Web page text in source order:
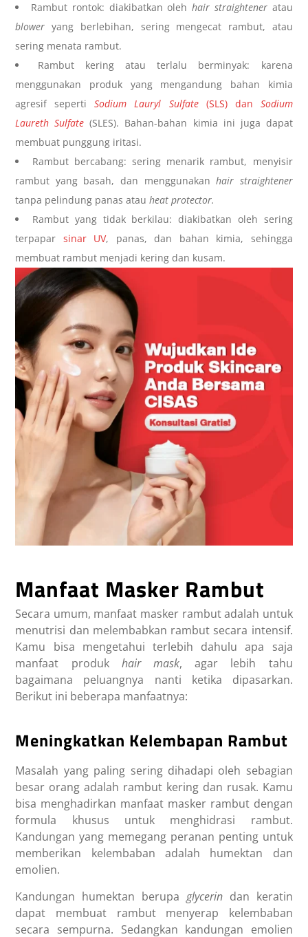
Rambut rontok: diakibatkan olehhair straighteneratau
bloweryang berlebihan, sering mengecat rambut, atau
sering menata rambut.
Rambut kering atau terlalu berminyak: karena
menggunakan produk yang mengandung bahan kimia
agresif sepertiSodium Lauryl Sulfate(SLS) dan Sodium
Laureth Sulfate (SLES). Bahan-bahan kimia ini juga dapat
membuat punggung iritasi.
Rambut bercabang: sering menarik rambut, menyisir
rambut yang basah, dan menggunakanhair straightener
tanpa pelindung panas atauheat protector.
Rambut yang tidak berkilau: diakibatkan oleh sering
terpapar sinar UV, panas, dan bahan kimia, sehingga
membuat rambut menjadi kering dan kusam.
Manfaat Masker Rambut
Secara umum, manfaat masker rambutadalah untuk
menutrisi dan melembabkan rambut secara intensif.
Kamu bisa mengetahui terlebih dahulu apa saja
manfaat produk hair mask,
agar lebih tahu
bagaimana peluangnya nanti ketika dipasarkan.
Berikut ini beberapa manfaatnya:
Meningkatkan Kelembapan Rambut
Masalah yang paling sering dihadapi oleh sebagian
besar orang adalah rambut kering dan rusak. Kamu
bisa menghadirkan manfaat masker rambutdengan
formula khusus untuk menghidrasi rambut.
Kandungan yang memegang peranan penting untuk
memberikan kelembaban adalah humektan dan
emolien.
Kandungan humektan berupa glycerin dan keratin
dapat membuat rambut menyerap kelembaban
secara sempurna. Sedangkan kandungan emolien